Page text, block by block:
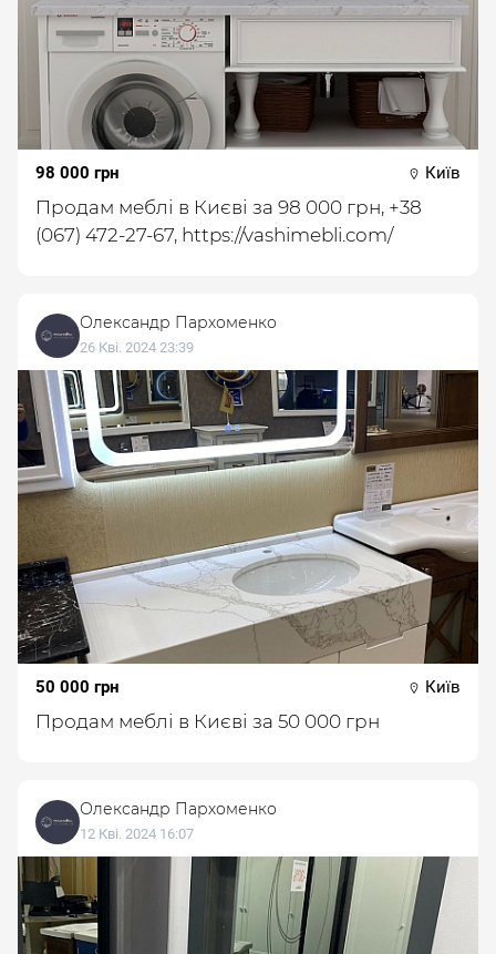
98 000 грн Київ
Продам меблі в Києві за 98 000 грн, +38
(067) 472-27-67, https://vashimebli.com/
Олександр Пархоменко
26 Кві. 2024 23:39
50 000 грн Київ
Продам меблі в Києві за 50 000 грн
Олександр Пархоменко
12 Кві. 2024 16:07